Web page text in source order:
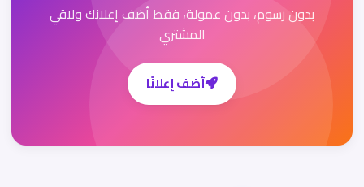
بدون رسوم، بدون عمولة، فقط أضف إعلانك ولاقي
المشتري
أضف إعلانًا